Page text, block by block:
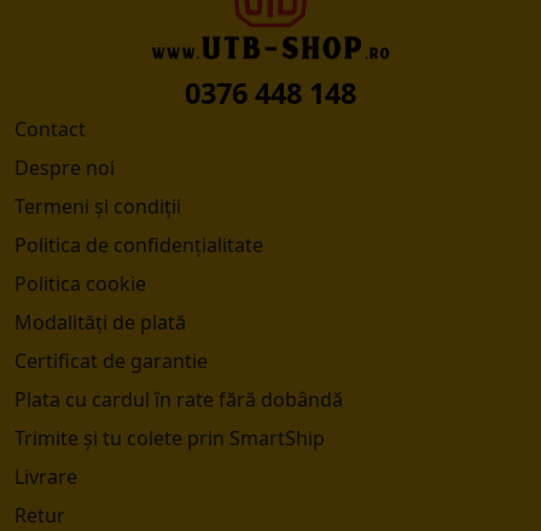
0376 448 148
Contact
Despre noi
Termeni și condiții
Politica de confidențialitate
Politica cookie
Modalități de plată
Certificat de garantie
Plata cu cardul în rate fără dobândă
Trimite și tu colete prin SmartShip
Livrare
Retur